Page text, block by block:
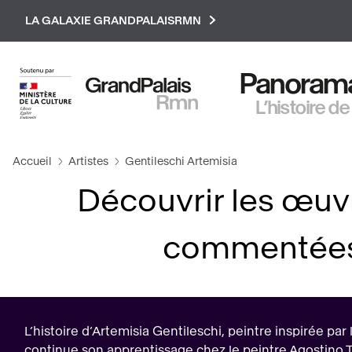
LA GALAXIE GRANDPALAISRMN
L’histoire
Accueil Artistes Gentileschi Artemisia
Découvrir les
L’histoire d’Artemisia Gentileschi, peintre inspirée